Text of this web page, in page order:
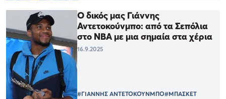
Ο δικός μας Γιάννης
Αντετοκούνμπο: από τα Σεπόλια
στο ΝΒΑ με μια σημαία στα χέρια
16.9.2025
#ΓΙΑΝΝΗΣ ΑΝΤΕΤΟΚΟΥΝΜΠΟ#ΜΠΑΣΚΕΤ